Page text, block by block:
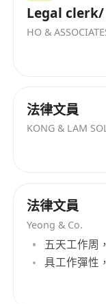
Legal
HO &
法律文員
KONG & LAM
法律文員
Yeong & Co.
五天工作周
具工作彈性